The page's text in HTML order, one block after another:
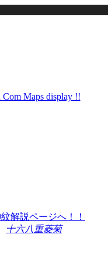
十六八重菱菊